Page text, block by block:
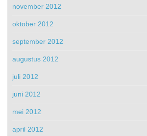
november 2012
oktober 2012
september 2012
augustus 2012
juli 2012
juni 2012
mei 2012
april 2012